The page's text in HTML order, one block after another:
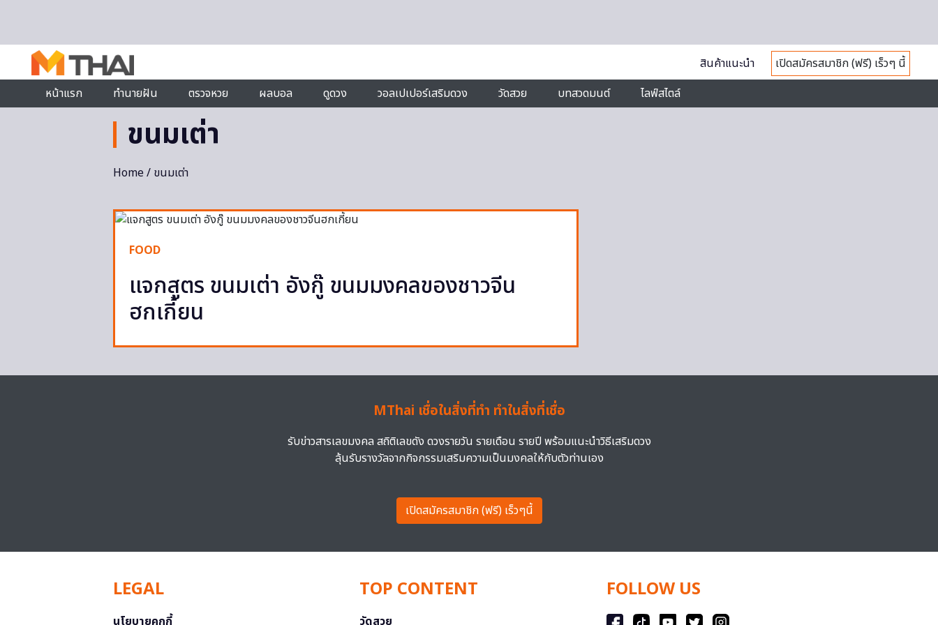
สินค้าแนะนำ
เปิดสมัครสมาชิก (ฟรี) เร็วๆ นี้
หน้าแรก
ทำนายฝัน ตรวจหวย ผลบอล ดูดวง วอลเปเปอร์เสริมดวง วัดสวย บทสวดมนต์ ไลฟ์สไตล์
ขนมเต่า
Home/ ขนมเต่า
FOOD
แจกสูตร ขนมเต่า อังกู๊ ขนมมงคลของชาวจีน
ฮกเกี้ยน
MThai เชื่อในสิ่งที่ทำ ทำในสิ่งที่เชื่อ
รับข่าวสารเลขมงคล สถิติเลขดัง ดวงรายวัน รายเดือน รายปี พร้อมแนะนำวิธีเสริมดวง
ลุ้นรับรางวัลจากกิจกรรมเสริมความเป็นมงคลให้กับตัวท่านเอง
เปิดสมัครสมาชิก (ฟรี) เร็วๆนี้
LEGAL
นโยบายคุกกี้
TOP CONTENT
วัดสวย
FOLLOW US